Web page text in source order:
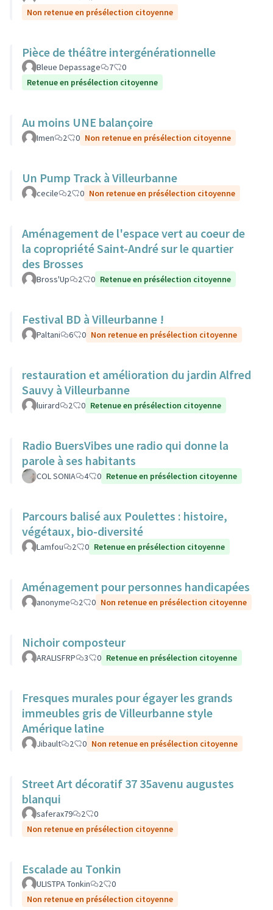
Non retenue en présélection citoyenne
Pièce de théâtre intergénérationnelle
Bleue Depassage 7
0
Retenue en présélection citoyenne
Au moins UNE balançoire
Imen 2 0 Non retenue en présélection citoyenne
Un Pump Track à Villeurbanne
cecile 2 0 Non retenue en présélection citoyenne
Aménagement de l'espace vert au coeur de
la copropriété Saint-André sur le quartier
des Brosses
Bross'Up 2 0 Retenue en présélection citoyenne
Festival BD à Villeurbanne !
Paltani 6 0 Non retenue en présélection citoyenne
restauration et amélioration du jardin Alfred
Sauvy à Villeurbanne
luirard 2 0 Retenue en présélection citoyenne
Radio BuersVibes une radio qui donne la
parole à ses habitants
COL SONIA 4 0 Retenue en présélection citoyenne
Parcours balisé aux Poulettes : histoire,
végétaux, bio-diversité
Lamfou 2 0 Retenue en présélection citoyenne
Aménagement pour personnes handicapées
anonyme 2 0 Non retenue en présélection citoyenne
Nichoir composteur
ARALISFRP 3 0 Retenue en présélection citoyenne
Fresques murales pour égayer les grands
immeubles gris de Villeurbanne style
Amérique latine
Jibault 2 0 Non retenue en présélection citoyenne
Street Art décoratif 37 35avenu augustes
blanqui
saferax79 2
0
Non retenue en présélection citoyenne
Escalade au Tonkin
ULISTPA Tonkin 2
0
Non retenue en présélection citoyenne